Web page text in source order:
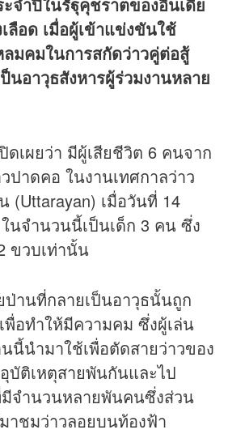
ลือด เมื่อผู้เข้าแข่งขันใช้
มคมในการสกัดว่าวคู่ต่อสู้
นอาวุธสังหารผู้ร่วมงานหลาย
ดเผยว่า มีผู้เสียชีวิต 6 คนจาก
ปาดคอ ในงานเทศกาลว่าว
(Uttarayan) เมื่อวันที่ 14
นจำนวนนี้เป็นเด็ก 3 คน ซึ่ง
ขวบเท่านั้น
ป่านที่กลายเป็นอาวุธนั้นถูก
พื่อทำให้มีความคม ซึ่งผู้เล่น
นี้นำมาใช้เพื่อตัดสายว่าวของ
บัติเหตุสายพันกันและไป
จำนวนหลายพันคนซึ่งส่วน
าชมว่าวลอยบนท้องฟ้า